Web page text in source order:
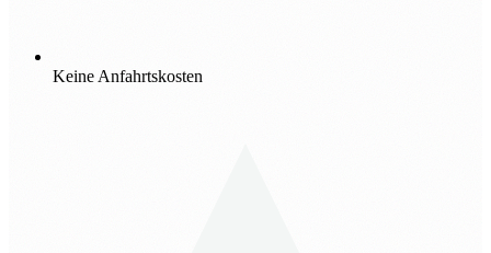
Keine Anfahrtskosten